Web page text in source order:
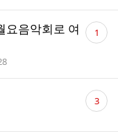
요음악회로 여
회수
댓
글 1
댓
글 3